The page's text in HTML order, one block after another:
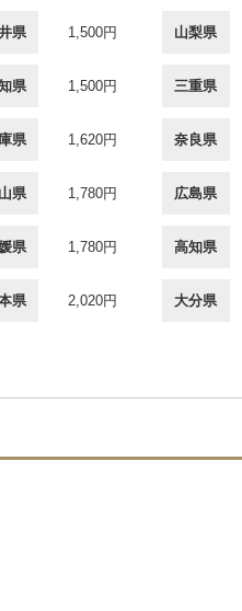
県 1,500円 山梨県
県 1,500円 三重県
県 1,620円 奈良県
県 1,780円 広島県
県 1,780円 高知県
県 2,020円 大分県